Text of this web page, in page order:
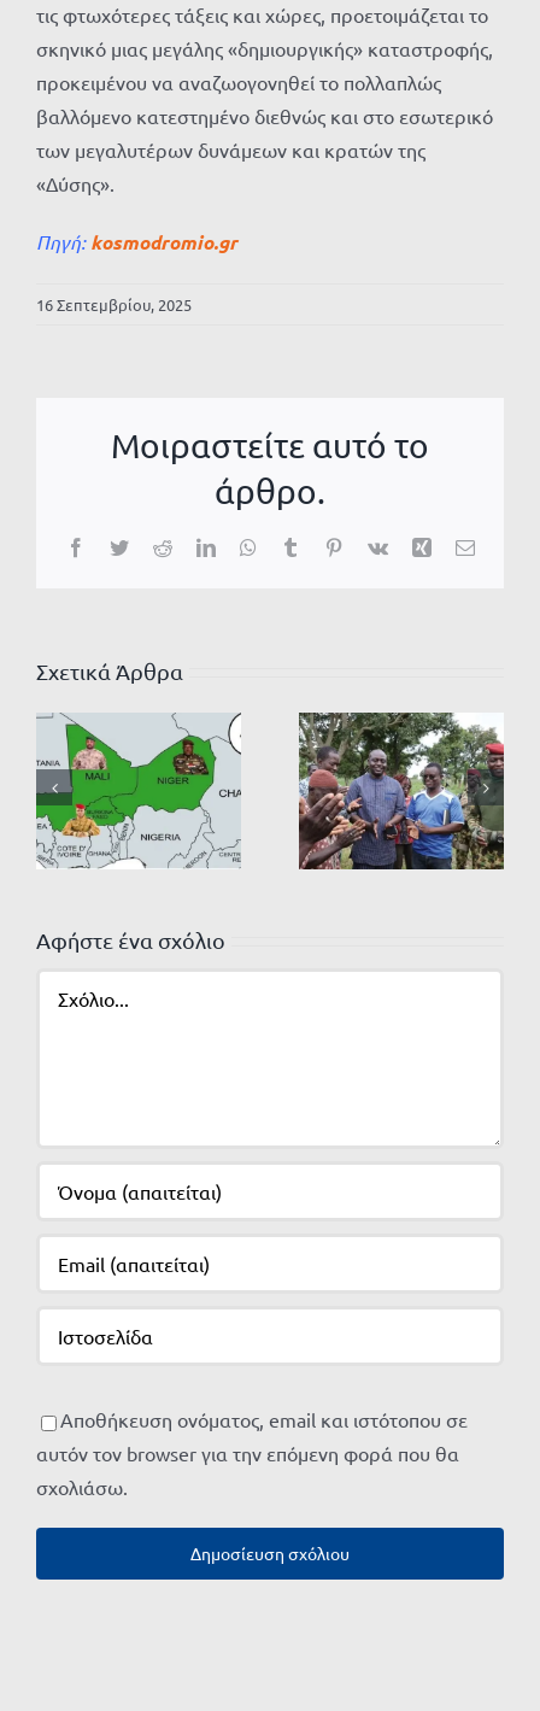
τις φτωχότερες τάξεις και χώρες, προετοιμάζεται το
σκηνικό μιας μεγάλης «δημιουργικής» καταστροφής,
προκειμένου να αναζωογονηθεί το πολλαπλώς
βαλλόμενο κατεστημένο διεθνώς και στο εσωτερικό
των μεγαλυτέρων δυνάμεων και κρατών της
«Δύσης».
Πηγή: kosmodromio.gr
16 Σεπτεμβρίου, 2025
Μοιραστείτε αυτό το
άρθρο.
Facebook
TwitterRedditLinkedInWhatsApp
TumblrPinterest
Vk Xing Email
Σχετικά Άρθρα
Αφήστε ένα σχόλιο
Αποθήκευση ονόματος, email και ιστότοπου σε
αυτόν τον browser για την επόμενη φορά που θα
σχολιάσω.